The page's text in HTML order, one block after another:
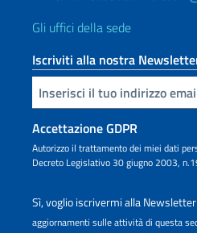
Gli uffici della sede
Iscriviti alla nostra
Inserisci la tua email
Accettazione GDPR
Autorizzo il trattamento dei miei dati
Decreto Legislativo 30 giugno 2003,
Sì, voglio iscrivermi alla
aggiornamenti sulle attività di questa